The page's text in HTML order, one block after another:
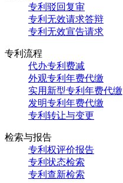
专利驳回复审
专利无效请求答辩
专利无效宣告请求
专利流程
代办专利费减
外观专利年费代缴
实用新型专利年费代缴
发明专利年费代缴
专利转让与变更
检索与报告
专利权评价报告
专利状态检索
专利查新检索